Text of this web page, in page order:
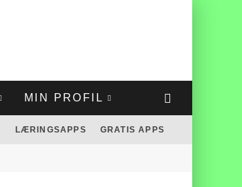
MIN PROFIL
LÆRINGSAPPS GRATIS APPS